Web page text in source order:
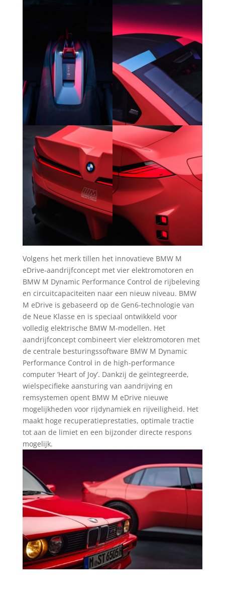
Volgens het merk tillen het innovatieve BMW M
eDrive-aandrijfconcept met vier elektromotoren en
BMW M Dynamic Performance Control de rijbeleving
en circuitcapaciteiten naar een nieuw niveau. BMW
M eDrive is gebaseerd op de Gen6-technologie van
de Neue Klasse en is speciaal ontwikkeld voor
volledig elektrische BMW M-modellen. Het
aandrijfconcept combineert vier elektromotoren met
de centrale besturingssoftware BMW M Dynamic
Performance Control in de high-performance
computer ‘Heart of Joy’. Dankzij de geïntegreerde,
wielspecifieke aansturing van aandrijving en
remsystemen opent BMW M eDrive nieuwe
mogelijkheden voor rijdynamiek en rijveiligheid. Het
maakt hoge recuperatieprestaties, optimale tractie
tot aan de limiet en een bijzonder directe respons
mogelijk.